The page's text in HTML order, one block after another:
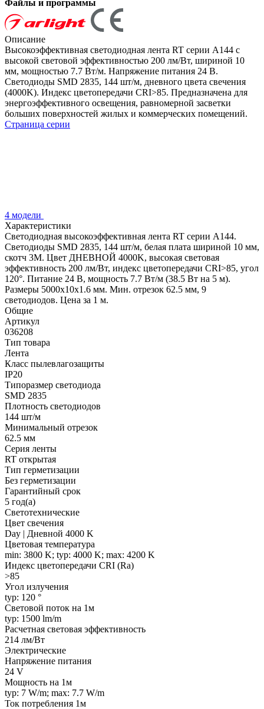
Файлы и программы
Описание
Высокоэффективная светодиодная лента RT серии A144 с
высокой световой эффективностью 200 лм/Вт, шириной 10
мм, мощностью 7.7 Вт/м. Напряжение питания 24 В.
Светодиоды SMD 2835, 144 шт/м, дневного цвета свечения
(4000K). Индекс цветопередачи CRI>85. Предназначена для
энергоэффективного освещения, равномерной засветки
больших поверхностей жилых и коммерческих помещений.
Страница серии
4 модели
Характеристики
Светодиодная высокоэффективная лента RT серии A144.
Светодиоды SMD 2835, 144 шт/м, белая плата шириной 10 мм,
скотч 3M. Цвет ДНЕВНОЙ 4000K, высокая световая
эффективность 200 лм/Вт, индекс цветопередачи CRI>85, угол
120°. Питание 24 В, мощность 7.7 Вт/м (38.5 Вт на 5 м).
Размеры 5000x10x1.6 мм. Мин. отрезок 62.5 мм, 9
светодиодов. Цена за 1 м.
Общие
Артикул
036208
Тип товара
Лента
Класс пылевлагозащиты
IP20
Типоразмер светодиода
SMD 2835
Плотность светодиодов
144 шт/м
Минимальный отрезок
62.5 мм
Серия ленты
RT открытая
Тип герметизации
Без герметизации
Гарантийный срок
5 год(а)
Светотехнические
Цвет свечения
Day | Дневной 4000 K
Цветовая температура
min: 3800 K; typ: 4000 K; max: 4200 K
Индекс цветопередачи CRI (Ra)
>85
Угол излучения
typ: 120 °
Световой поток на 1м
typ: 1500 lm/m
Расчетная световая эффективность
214 лм/Вт
Электрические
Напряжение питания
24 V
Мощность на 1м
typ: 7 W/m; max: 7.7 W/m
Ток потребления 1м